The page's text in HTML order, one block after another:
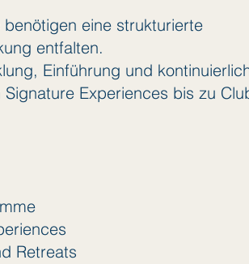
eine strukturierte
entfalten.
Einführung und
Experiences bis zu
Retreats